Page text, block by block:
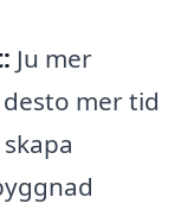
Ju mer
mer tid